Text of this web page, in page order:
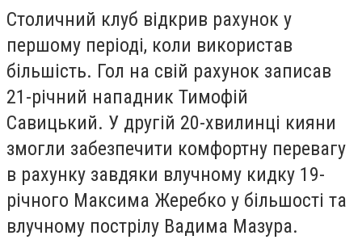
Столичний клуб відкрив рахунок у
першому періоді, коли використав
більшість. Гол на свій рахунок записав
21-річний нападник Тимофій
Савицький. У другій 20-хвилинці кияни
змогли забезпечити комфортну перевагу
в рахунку завдяки влучному кидку 19-
річного Максима Жеребко у більшості та
влучному пострілу Вадима Мазура.